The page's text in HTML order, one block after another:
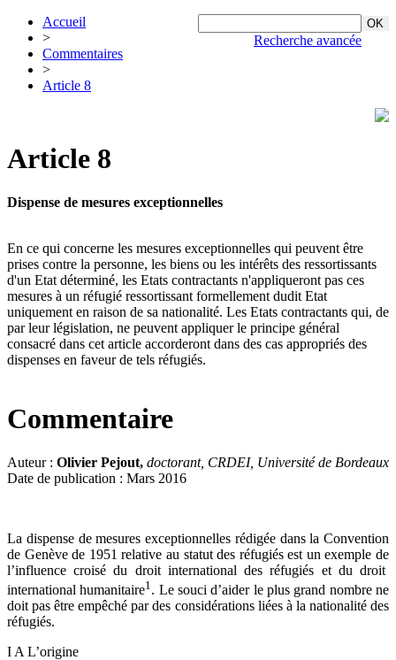
Recherche avancée
Accueil
>
Commentaires
>
Article 8
Article 8
Dispense de mesures exceptionnelles
En ce qui concerne les mesures exceptionnelles qui peuvent être
prises contre la personne, les biens ou les intérêts des ressortissants
d'un Etat déterminé, les Etats contractants n'appliqueront pas ces
mesures à un réfugié ressortissant formellement dudit Etat
uniquement en raison de sa nationalité. Les Etats contractants qui, de
par leur législation, ne peuvent appliquer le principe général
consacré dans cet article accorderont dans des cas appropriés des
dispenses en faveur de tels réfugiés.
Commentaire
Auteur : Olivier Pejout, doctorant, CRDEI, Université de Bordeaux
Date de publication : Mars 2016
La dispense de mesures exceptionnelles rédigée dans la Convention
de Genève de 1951 relative au statut des réfugiés est un exemple de
l’influence croisé du droit international des réfugiés et du droit
international humanitaire1 . Le souci d’aider le plus grand nombre ne
doit pas être empêché par des considérations liées à la nationalité des
réfugiés.
I A L’origine